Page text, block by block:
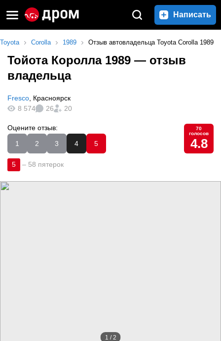
Написать
Toyota Corolla 1989 Отзыв автовладельца Toyota Corolla 1989
Тойота Королла 1989 — отзыв
владельца
Fresco Красноярск
8 574
26 20
Оцените отзыв:
1
2 3 4 5
70
голосов
4.8
5 – 58 пятерок
1 / 2